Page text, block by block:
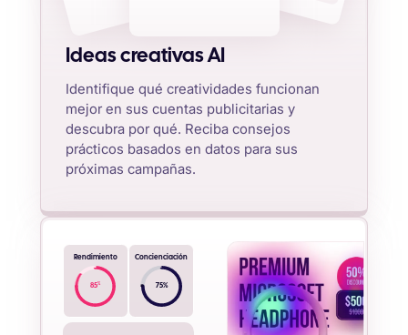
Ideas creativas AI
Identifique qué creatividades funcionan
mejor en sus cuentas publicitarias y
descubra por qué. Reciba consejos
prácticos basados en datos para sus
próximas campañas.
Rendimiento
85%
Concienciación
75%